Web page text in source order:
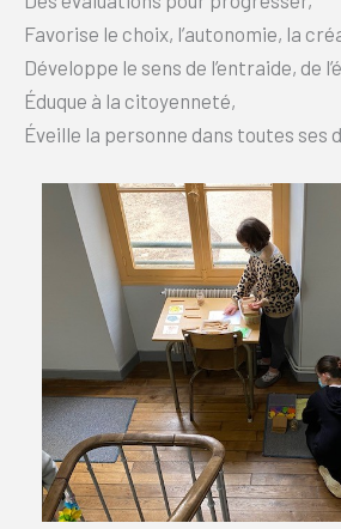
Favorise le choix, l’autonomie, la
Développe le sens de l’entraide, de
Éduque à la citoyenneté,
Éveille la personne dans toutes ses